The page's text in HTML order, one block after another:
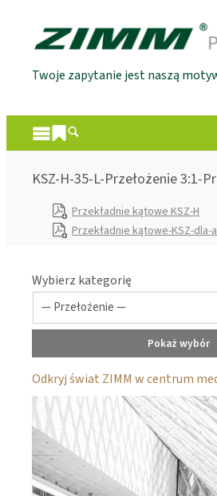
Twoje zapytanie jest naszą
KSZ-H-35-L-Przełożenie 3:1-
Przekładnie kątowe KSZ-H
Przekładnie kątowe-KSZ-
Wybierz kategorię
Pokaż wybór
Odkryj świat ZIMM w centrum